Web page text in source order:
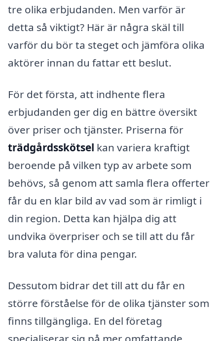
tre olika erbjudanden. Men varför är
detta så viktigt? Här är några skäl till
varför du bör ta steget och jämföra olika
aktörer innan du fattar ett beslut.
För det första, att indhente flera
erbjudanden ger dig en bättre översikt
över priser och tjänster. Priserna för
trädgårdsskötsel kan variera kraftigt
beroende på vilken typ av arbete som
behövs, så genom att samla flera offerter
får du en klar bild av vad som är rimligt i
din region. Detta kan hjälpa dig att
undvika överpriser och se till att du får
bra valuta för dina pengar.
Dessutom bidrar det till att du får en
större förståelse för de olika tjänster som
finns tillgängliga. En del företag